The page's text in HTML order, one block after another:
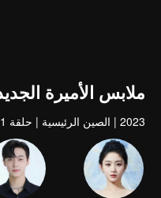
ملابس الأميرة
2023
| الصين الرئيسية | حلقة 21